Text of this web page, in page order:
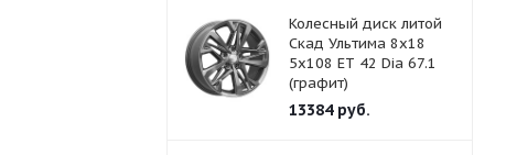
Колесный диск литой
Скад Ультима 8x18
5x108 ET 42 Dia 67.1
(графит)
13384руб.